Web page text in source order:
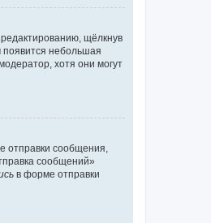
щёлкнув
появится небольшая
хотя они могут
отправки сообщения,
сообщений»
в форме отправки